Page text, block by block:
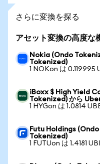
さらに変換を探る
アセット変換の高度な
Nokia (Ondo
Tokenized)
1 NOKon は 0.119995
iBoxx $ High Yield
Tokenized) から
1 HYGon は 1.0814
Futu Holdings
Tokenized)
1 FUTUon は 1.4181